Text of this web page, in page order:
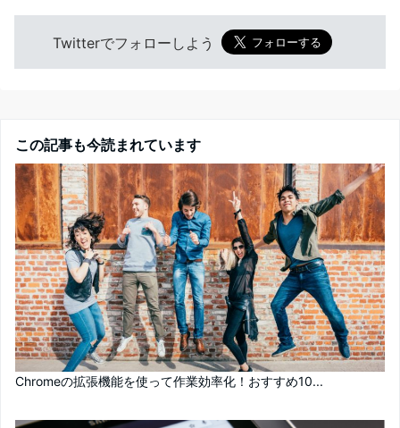
Twitterでフォローしよう
この記事も今読まれています
Chromeの拡張機能を使って作業効率化！おすすめ10...